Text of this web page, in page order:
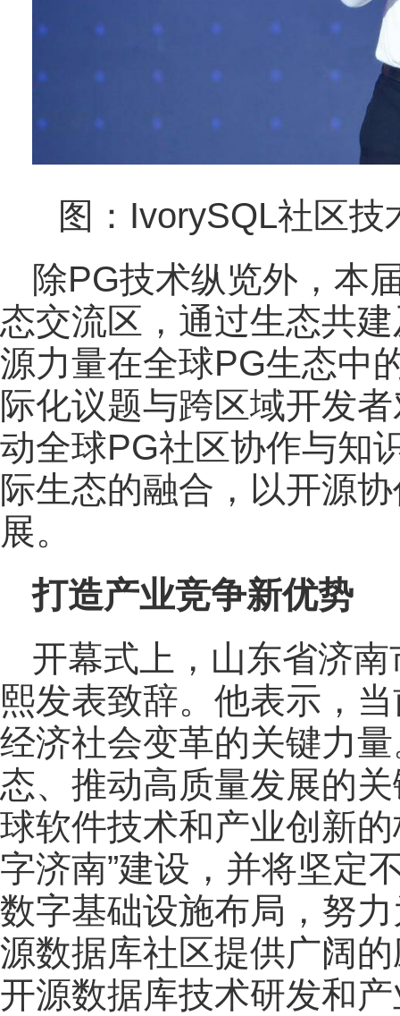
图：IvorySQL社区
除PG技术纵览外，本
态交流区，通过生态共
源力量在全球PG生态中
际化议题与跨区域开发
动全球PG社区协作与知
际生态的融合，以开源
展。
打造产业竞争新优势
开幕式上，山东省济
熙发表致辞。他表示，
经济社会变革的关键力
态、推动高质量发展的
球软件技术和产业创新
字济南”建设，并将坚定
数字基础设施布局，努
源数据库社区提供广阔
开源数据库技术研发和